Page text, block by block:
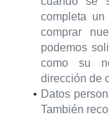
completa
comprar
podemos
como su
dirección de
Datos
También